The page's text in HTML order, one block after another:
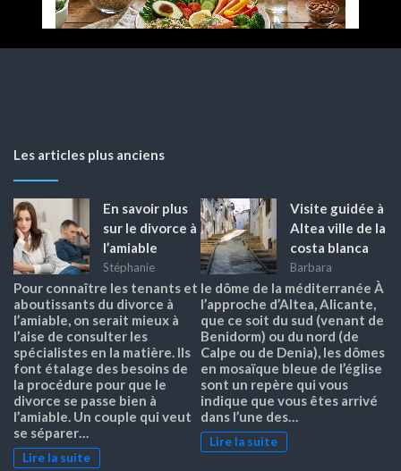
Les articles plus anciens
En savoir plus
sur le divorce à
l’amiable
Stéphanie
Pour connaître les tenants et
aboutissants du divorce à
l’amiable, on serait mieux à
l’aise de consulter les
spécialistes en la matière. Ils
font étalage des besoins de
la procédure pour que le
divorce se passe bien à
l’amiable. Un couple qui veut
se séparer…
Lire la suite
Visite guidée à
Altea ville de la
costa blanca
Barbara
le dôme de la méditerranée À
l’approche d’Altea, Alicante,
que ce soit du sud (venant de
Benidorm) ou du nord (de
Calpe ou de Denia), les dômes
en mosaïque bleue de l’église
sont un repère qui vous
indique que vous êtes arrivé
dans l’une des…
Lire la suite